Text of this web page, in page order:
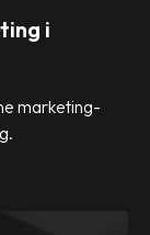
i
marketing-